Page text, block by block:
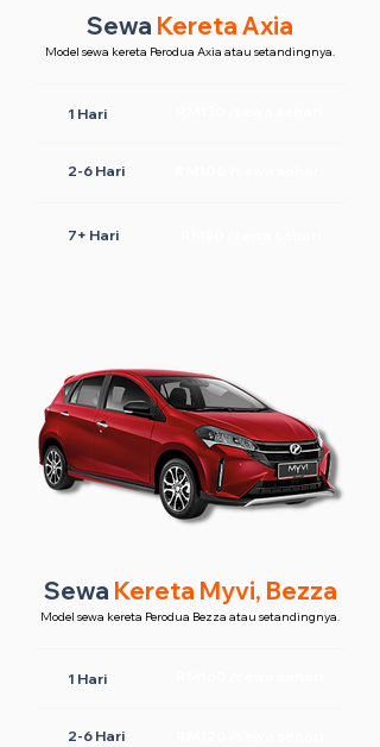
Sewa Kereta Axia
Model sewa kereta Perodua Axia atau setandingnya.
1 Hari
2-6 Hari
7+ Hari
Sewa Kereta Myvi, Bezza
Model sewa kereta Perodua Bezza atau setandingnya.
1 Hari
2-6 Hari